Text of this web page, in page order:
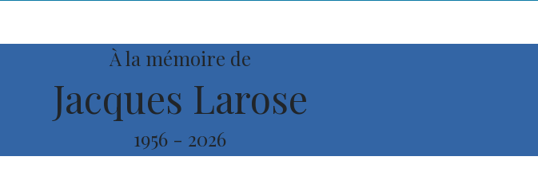
À la mémoire de
Jacques Larose
1956 - 2026